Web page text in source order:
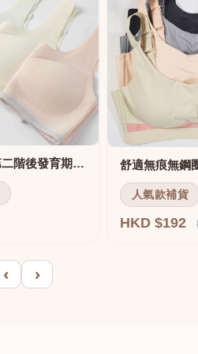
防上滑防陀第二階後發育期內衣
人氣款補貨
HKD $192
‹ ›